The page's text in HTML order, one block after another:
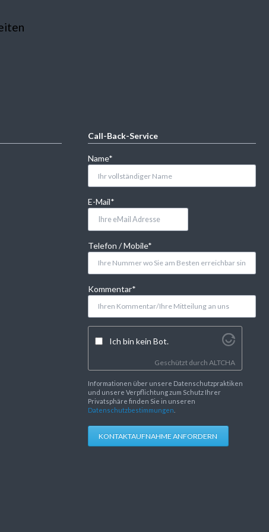
Call-Back-Service
Pflichtfeld
Name*
Pflichtfeld
E-Mail*
Pflichtfeld
Telefon / Mobile*
Pflichtfeld
Kommentar*
Ich bin kein Bot.
Geschützt durch ALTCHA
Informationen über unsere Datenschutzpraktiken
und unsere Verpflichtung zum Schutz Ihrer
Privatsphäre finden Sie in unseren
Datenschutzbestimmungen
KONTAKTAUFNAHME ANFORDERN